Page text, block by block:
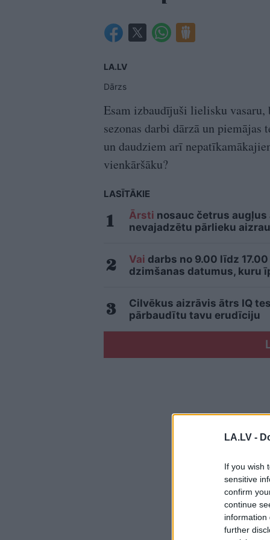
LA.LV -
If you wish
sensitive
confirm
continue
information
further
LA.LV
Dārzs
Esam izbaudījuši lielisku vasaru,
sezonas darbi dārzā un
un daudziem arī
vienkāršāku?
LASĪTĀKIE
Ārsti nosauc četrus augļus
nevajadzētu pārlieku
Vai darbs no 9.00 līdz
dzimšanas datumus, kuru
Cilvēkus aizrāvis ātrs IQ
pārbaudītu tavu erudīciju